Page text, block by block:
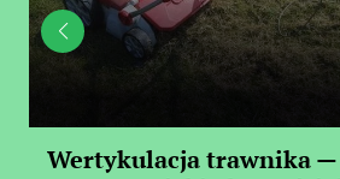
Wertykulacja trawnika